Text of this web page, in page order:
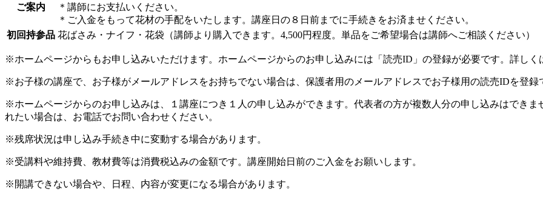
ご案内
＊講師にお支払いください。
＊ご入金をもって花材の手配をいたします。講座日の８日前までに手続きをお済ませください。
初回持参品 花ばさみ・ナイフ・花袋（講師より購入できます。4,500円程度。単品をご希望場合は講師へご相談ください）
※ホームページからもお申し込みいただけます。ホームページからのお申し込みには「読売ID」の登録が必要です。詳しく
※お子様の講座で、お子様がメールアドレスをお持ちでない場合は、保護者用のメールアドレスでお子様用の読売IDを登録
※ホームページからのお申し込みは、１講座につき１人の申し込みができます。代表者の方が複数人分の申し込みはでき
れたい場合は、お電話でお問い合わせください。
※残席状況は申し込み手続き中に変動する場合があります。
※受講料や維持費、教材費等は消費税込みの金額です。講座開始日前のご入金をお願いします。
※開講できない場合や、日程、内容が変更になる場合があります。